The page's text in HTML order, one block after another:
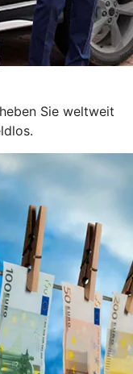
Sie weltweit